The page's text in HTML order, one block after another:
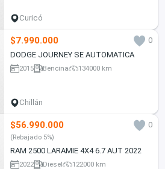
Curicó
$7.990.000
0
DODGE JOURNEY SE AUTOMATICA
2015 Bencina 134000 km
Chillán
$56.990.000 0
(Rebajado 5%)
RAM 2500 LARAMIE 4X4 6.7 AUT 2022
2022 Diesel 122000 km